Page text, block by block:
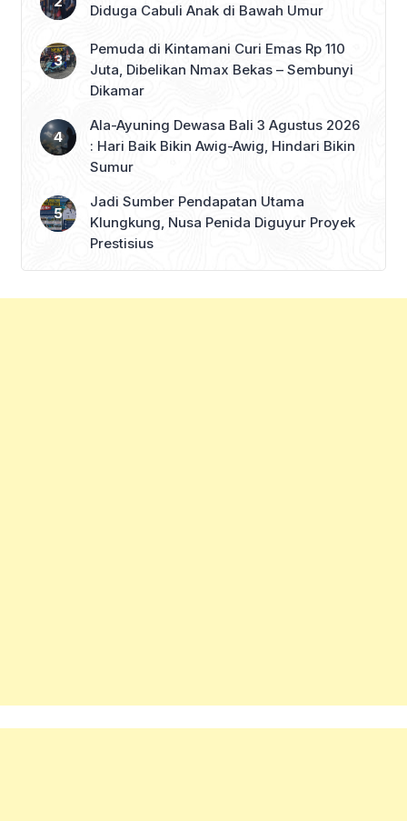
Diduga Cabuli Anak di Bawah Umur
Pemuda di Kintamani Curi Emas Rp 110
Juta, Dibelikan Nmax Bekas – Sembunyi
Dikamar
Ala-Ayuning Dewasa Bali 3 Agustus 2026
: Hari Baik Bikin Awig-Awig, Hindari Bikin
Sumur
Jadi Sumber Pendapatan Utama
Klungkung, Nusa Penida Diguyur Proyek
Prestisius